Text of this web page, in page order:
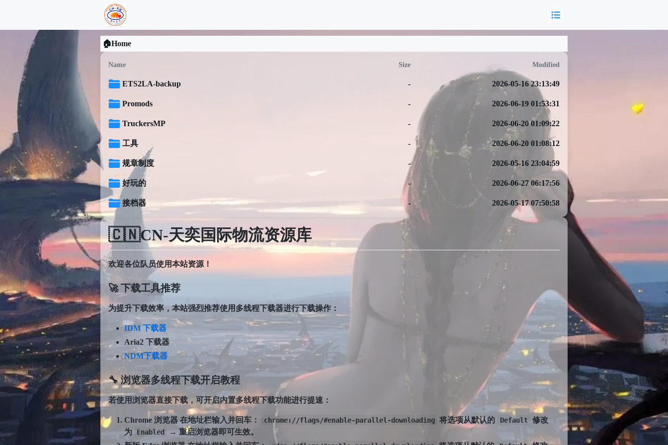
🏠Home
Name Size Modified
ETS2LA-backup - 2026-05-16 23:13:49
Promods - 2026-06-19 01:53:31
TruckersMP - 2026-06-20 01:09:22
工具 - 2026-06-20 01:08:12
规章制度 - 2026-05-16 23:04:59
好玩的 - 2026-06-27 06:17:56
接档器 - 2026-05-17 07:50:58
🇨🇳CN-天奕国际物流资源库
欢迎各位队员使用本站资源！
🚀 下载工具推荐
为提升下载效率，本站强烈推荐使用多线程下载器进行下载操作：
IDM 下载器
Aria2 下载器
NDM下载器
🔧 浏览器多线程下载开启教程
若使用浏览器直接下载，可开启内置多线程下载功能进行提速：
Chrome 浏览器在地址栏输入并回车： chrome://flags/#enable-parallel-downloading 将选项从默认的 Default 修改
为
Enabled
→ 重启浏览器即可生效。